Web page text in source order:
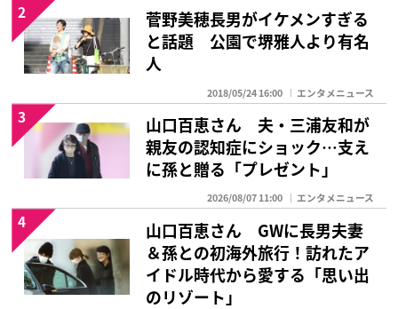
菅野美穂長男がイケメンすぎる
と話題 公園で堺雅人より有名
人
2018/05/24 16:00 エンタメニュース
2
山口百恵さん 夫・三浦友和が
親友の認知症にショック…支え
に孫と贈る「プレゼント」
2026/08/07 11:00 エンタメニュース
3
山口百恵さん GWに長男夫妻
＆孫との初海外旅行！訪れたア
イドル時代から愛する「思い出
のリゾート」
4